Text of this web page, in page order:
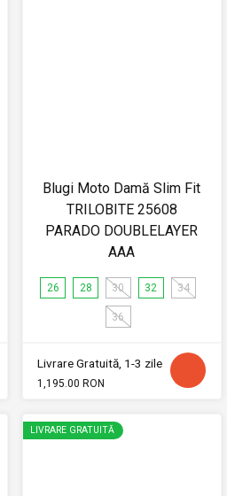
Blugi Moto Damă Slim Fit
TRILOBITE 25608
PARADO DOUBLELAYER
AAA
26 28 30 32 34
36
Livrare Gratuită, 1-3 zile
1,195.00 RON
LIVRARE GRATUITĂ